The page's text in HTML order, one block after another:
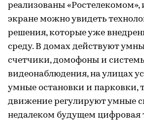
реализованы «Ростелекомом»,
экране можно увидеть
решения, которые уже
среду. В домах действуют
счетчики, домофоны и
видеонаблюдения, на улицах
умные остановки и парковки,
движение регулируют умные
недалеком будущем цифровая